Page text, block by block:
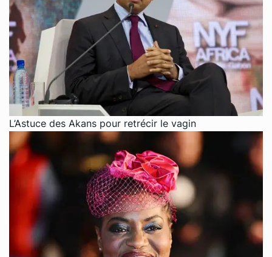
L’Astuce des Akans pour retrécir le vagin